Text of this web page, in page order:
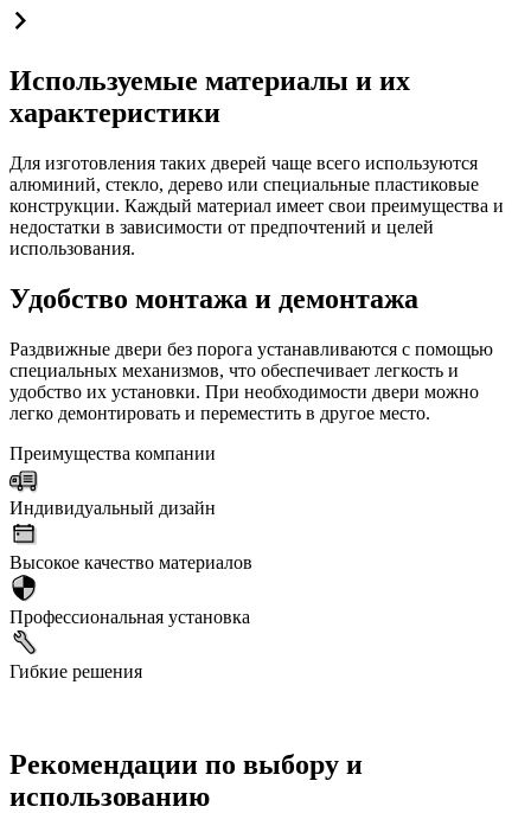
Используемые материалы и их
характеристики
Для изготовления таких дверей чаще всего используются
алюминий, стекло, дерево или специальные пластиковые
конструкции. Каждый материал имеет свои преимущества и
недостатки в зависимости от предпочтений и целей
использования.
Удобство монтажа и демонтажа
Раздвижные двери без порога устанавливаются с помощью
специальных механизмов, что обеспечивает легкость и
удобство их установки. При необходимости двери можно
легко демонтировать и переместить в другое место.
Преимущества компании
Индивидуальный дизайн
Высокое качество материалов
Профессиональная установка
Гибкие решения
Рекомендации по выбору и
использованию